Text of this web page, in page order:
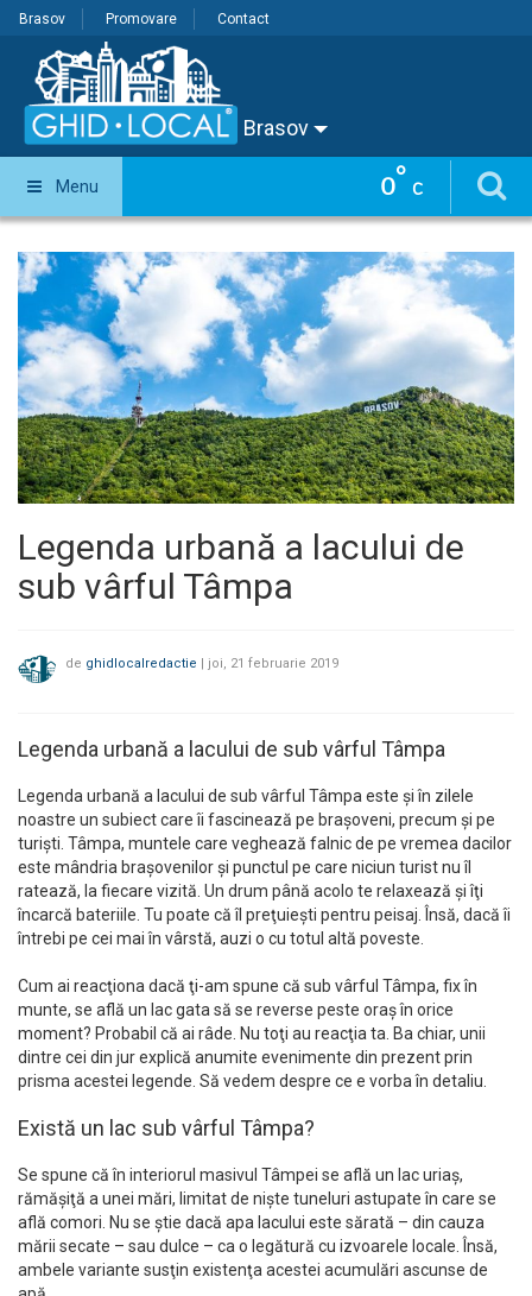
Brasov Promovare Contact
Brasov
0° C
Menu
Legenda urbană a lacului de
sub vârful Tâmpa
de ghidlocalredactie | joi, 21 februarie 2019
Legenda urbană a lacului de sub vârful Tâmpa
Legenda urbană a lacului de sub vârful Tâmpa este și în zilele
noastre un subiect care îi fascinează pe brașoveni, precum și pe
turiști. Tâmpa, muntele care veghează falnic de pe vremea dacilor
este mândria braşovenilor şi punctul pe care niciun turist nu îl
ratează, la fiecare vizită. Un drum până acolo te relaxează şi îţi
încarcă bateriile. Tu poate că îl preţuieşti pentru peisaj. Însă, dacă îi
întrebi pe cei mai în vârstă, auzi o cu totul altă poveste.
Cum ai reacţiona dacă ţi-am spune că sub vârful Tâmpa, fix în
munte, se află un lac gata să se reverse peste oraş în orice
moment? Probabil că ai râde. Nu toţi au reacţia ta. Ba chiar, unii
dintre cei din jur explică anumite evenimente din prezent prin
prisma acestei legende. Să vedem despre ce e vorba în detaliu.
Există un lac sub vârful Tâmpa?
Se spune că în interiorul masivul Tâmpei se află un lac uriaş,
rămăşiţă a unei mări, limitat de nişte tuneluri astupate în care se
află comori. Nu se ştie dacă apa lacului este sărată – din cauza
mării secate – sau dulce – ca o legătură cu izvoarele locale. Însă,
ambele variante susţin existenţa acestei acumulări ascunse de